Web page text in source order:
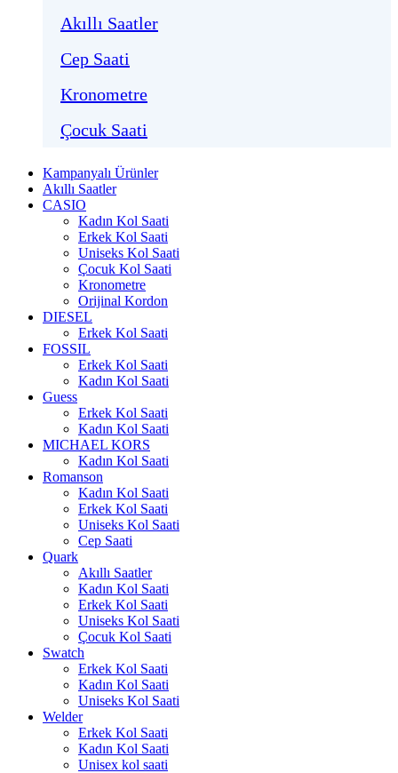
Akıllı Saatler
Cep Saati
Kronometre
Çocuk Saati
Kampanyalı Ürünler
Akıllı Saatler
CASIO
Kadın Kol Saati
Erkek Kol Saati
Uniseks Kol Saati
Çocuk Kol Saati
Kronometre
Orijinal Kordon
DIESEL
Erkek Kol Saati
FOSSIL
Erkek Kol Saati
Kadın Kol Saati
Guess
Erkek Kol Saati
Kadın Kol Saati
MICHAEL KORS
Kadın Kol Saati
Romanson
Kadın Kol Saati
Erkek Kol Saati
Uniseks Kol Saati
Cep Saati
Quark
Akıllı Saatler
Kadın Kol Saati
Erkek Kol Saati
Uniseks Kol Saati
Çocuk Kol Saati
Swatch
Erkek Kol Saati
Kadın Kol Saati
Uniseks Kol Saati
Welder
Erkek Kol Saati
Kadın Kol Saati
Unisex kol saati